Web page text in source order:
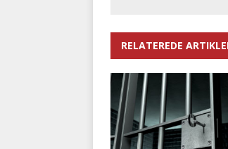
RELATEREDE